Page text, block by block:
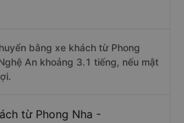
bằng xe khách từ Phong
An khoảng 3.1 tiếng, nếu mật
từ Phong Nha -